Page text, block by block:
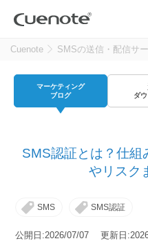
メール配信システム
メールリレーサーバー
kintone（キントーン）メール配信
活用シーン
会員獲得／ニーズ把握
コストを抑える
セミナー
Cuenote SMSの送信・配信サ
マーケティング
ブログ
ダ
SMS認証とは？仕組
やリスク
SMS SMS認証
公開日:2026/07/07 更新日